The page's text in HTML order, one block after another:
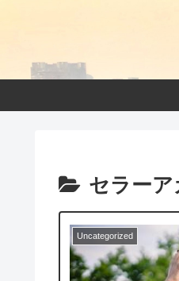
セラーア
Uncategorized